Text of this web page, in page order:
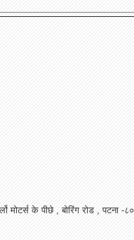
मोटर्स के पीछे , बोरिंग रोड , पटना -